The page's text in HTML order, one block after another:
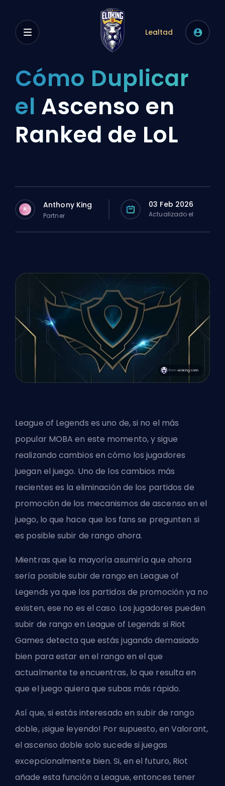
Lealtad
Cómo Duplicar
el Ascenso en
Ranked de LoL
A Anthony King
Partner
03 Feb 2026
Actualizado el
League of Legends es uno de, si no el más
popular MOBA en este momento, y sigue
realizando cambios en cómo los jugadores
juegan el juego. Uno de los cambios más
recientes es la eliminación de los partidos de
promoción de los mecanismos de ascenso en el
juego, lo que hace que los fans se pregunten si
es posible subir de rango ahora.
Mientras que la mayoría asumiría que ahora
sería posible subir de rango en League of
Legends ya que los partidos de promoción ya no
existen, ese no es el caso. Los jugadores pueden
subir de rango en League of Legends si Riot
Games detecta que estás jugando demasiado
bien para estar en el rango en el que
actualmente te encuentras, lo que resulta en
que el juego quiera que subas más rápido.
Así que, si estás interesado en subir de rango
doble, ¡sigue leyendo! Por supuesto, en Valorant,
el ascenso doble solo sucede si juegas
excepcionalmente bien. Si, en el futuro, Riot
añade esta función a League, entonces tener